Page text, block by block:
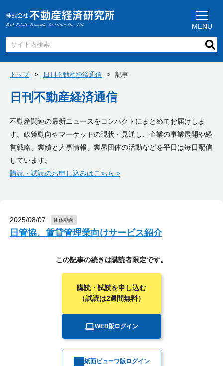
MENU
トップ 日刊不動産経済通信 記事
日刊不動産経済通信
不動産関連の最新ニュースをコンパクトにまとめてお届けしま
す。政策動向やマーケットの現状・見通し、企業の事業展開や経
営戦略、業績と人事情報、業界団体の活動などを平日は毎日配信
しています。
購読・試読のお申し込みはこちら >
2025/08/07 団体動向
日管協、賃貸管理業向けサービス紹介
この記事の続きは購読者限定です。
購読・試読を申し込む
（試読は2週間無料）
WEB版ログイン
紙面ビューワ版ログイン